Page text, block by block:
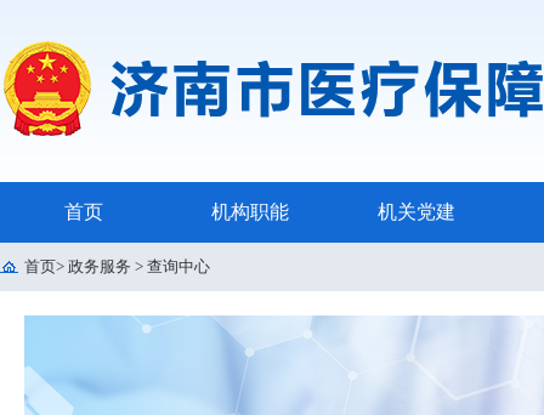
首页 机构职能 机关党建
首页> 政务服务 > 查询中心